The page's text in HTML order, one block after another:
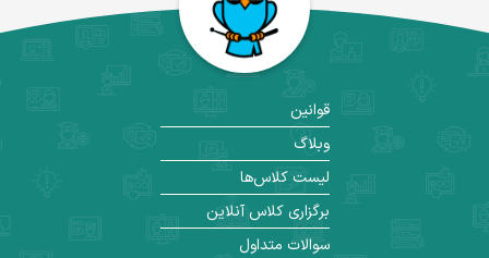
قوانین
وبلاگ
لیست کلاس‌ها
برگزاری کلاس آنلاین
سوالات متداول